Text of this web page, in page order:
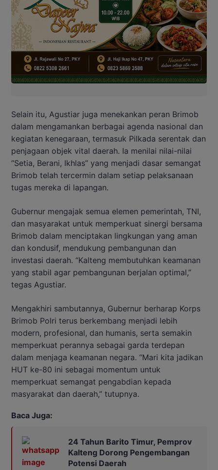
Selain itu, Agustiar juga menekankan peran Brimob
dalam mengamankan berbagai agenda nasional dan
kegiatan kenegaraan, termasuk Pilkada serentak dan
penjagaan objek vital daerah. Ia menilai nilai-nilai
“Setia, Berani, Ikhlas” yang menjadi dasar semangat
Brimob telah tercermin dalam setiap pelaksanaan
tugas mereka di lapangan.
Gubernur mengajak semua elemen pemerintah, TNI,
dan masyarakat untuk memperkuat sinergi bersama
Brimob dalam menciptakan lingkungan yang aman
dan kondusif, mendukung pembangunan dan
investasi daerah. “Kalteng membutuhkan keamanan
yang stabil agar pembangunan berjalan optimal,”
tegas Agustiar.
Mengakhiri sambutannya, Gubernur berharap Korps
Brimob Polri terus berkembang menjadi lebih
modern, profesional, dan humanis, serta semakin
memperkuat perannya sebagai garda terdepan
dalam menjaga keamanan negara. “Mari kita jadikan
HUT ke-80 ini sebagai momentum untuk
memperkuat semangat pengabdian kepada
masyarakat dan daerah,” tutupnya.
Baca Juga:
24 Tahun Barito Timur, Pemprov
Kalteng Dorong Pengembangan
Potensi Daerah